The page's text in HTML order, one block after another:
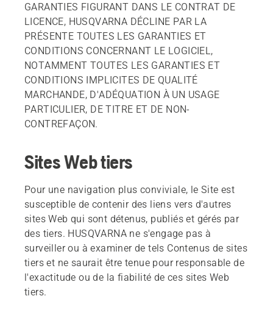
GARANTIES FIGURANT DANS LE CONTRAT DE
LICENCE, HUSQVARNA DÉCLINE PAR LA
PRÉSENTE TOUTES LES GARANTIES ET
CONDITIONS CONCERNANT LE LOGICIEL,
NOTAMMENT TOUTES LES GARANTIES ET
CONDITIONS IMPLICITES DE QUALITÉ
MARCHANDE, D'ADÉQUATION À UN USAGE
PARTICULIER, DE TITRE ET DE NON-
CONTREFAÇON.
Sites Web tiers
Pour une navigation plus conviviale, le Site est
susceptible de contenir des liens vers d'autres
sites Web qui sont détenus, publiés et gérés par
des tiers. HUSQVARNA ne s'engage pas à
surveiller ou à examiner de tels Contenus de sites
tiers et ne saurait être tenue pour responsable de
l'exactitude ou de la fiabilité de ces sites Web
tiers.